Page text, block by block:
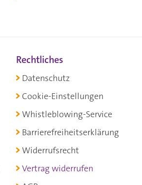
Rechtliches
Datenschutz
Cookie-Einstellungen
Whistleblowing-Service
Barrierefreiheitserklärung
Widerrufsrecht
Vertrag widerrufen